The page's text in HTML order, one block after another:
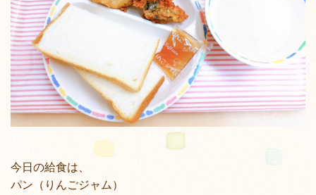
今日の給食は、
パン（りんごジャム）